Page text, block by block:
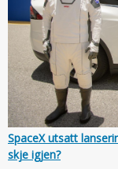
SpaceX utsatt
skje igjen?